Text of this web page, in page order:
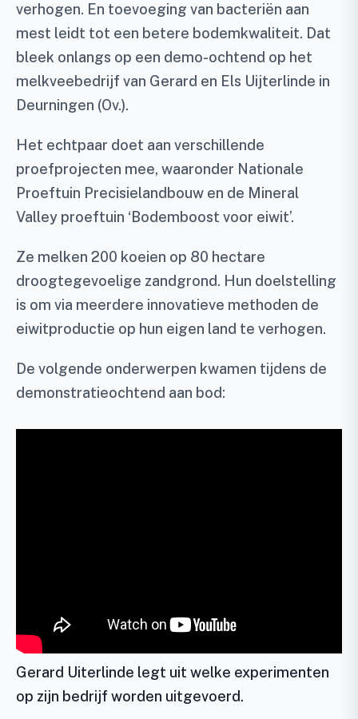
verhogen. En toevoeging van bacteriën aan
mest leidt tot een betere bodemkwaliteit. Dat
bleek onlangs op een demo-ochtend op het
melkveebedrijf van Gerard en Els Uijterlinde in
Deurningen (Ov.).
Het echtpaar doet aan verschillende
proefprojecten mee, waaronder Nationale
Proeftuin Precisielandbouw en de Mineral
Valley proeftuin ‘Bodemboost voor eiwit’.
Ze melken 200 koeien op 80 hectare
droogtegevoelige zandgrond. Hun doelstelling
is om via meerdere innovatieve methoden de
eiwitproductie op hun eigen land te verhogen.
De volgende onderwerpen kwamen tijdens de
demonstratieochtend aan bod:
Gerard Uiterlinde legt uit welke experimenten
op zijn bedrijf worden uitgevoerd.